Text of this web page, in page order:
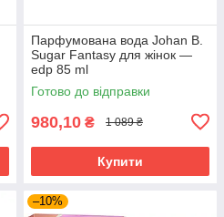
Парфумована вода Johan B.
Sugar Fantasy для жінок —
edp 85 ml
Готово до відправки
980,10 ₴ 1 089 ₴
Купити
–10%